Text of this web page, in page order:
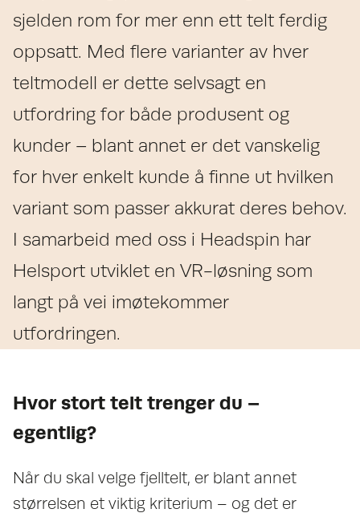
sjelden rom for mer enn ett telt ferdig
oppsatt. Med flere varianter av hver
teltmodell er dette selvsagt en
utfordring for både produsent og
kunder – blant annet er det vanskelig
for hver enkelt kunde å finne ut hvilken
variant som passer akkurat deres behov.
I samarbeid med oss i Headspin har
Helsport utviklet en VR-løsning som
langt på vei imøtekommer
utfordringen.
Hvor stort telt trenger du –
egentlig?
Når du skal velge fjelltelt, er blant annet
størrelsen et viktig kriterium – og det er